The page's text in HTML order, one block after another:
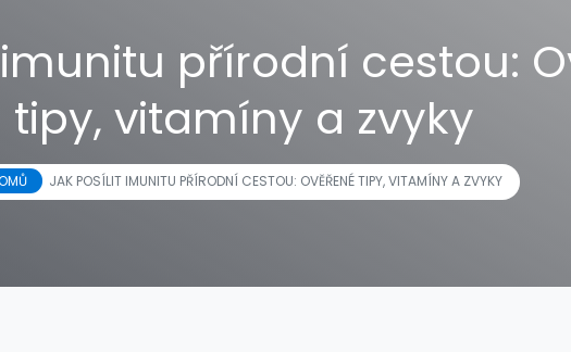
přírodní cestou:
tipy, vitamíny a zvyky
JAK POSÍLIT IMUNITU PŘÍRODNÍ CESTOU: OVĚŘENÉ TIPY, VITAMÍNY A ZVYKY